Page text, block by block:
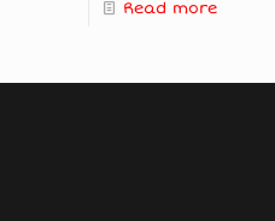
Read more